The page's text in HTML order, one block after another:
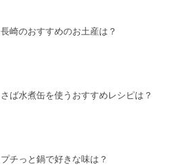
長崎のおすすめのお土産は？
さば水煮缶を使うおすすめレシピは？
プチっと鍋で好きな味は？